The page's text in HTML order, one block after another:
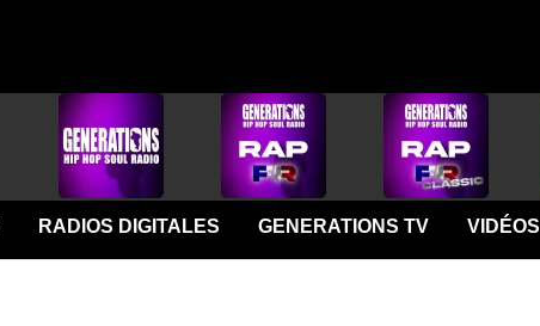
RADIOS DIGITALES GENERATIONS TV VIDÉOS